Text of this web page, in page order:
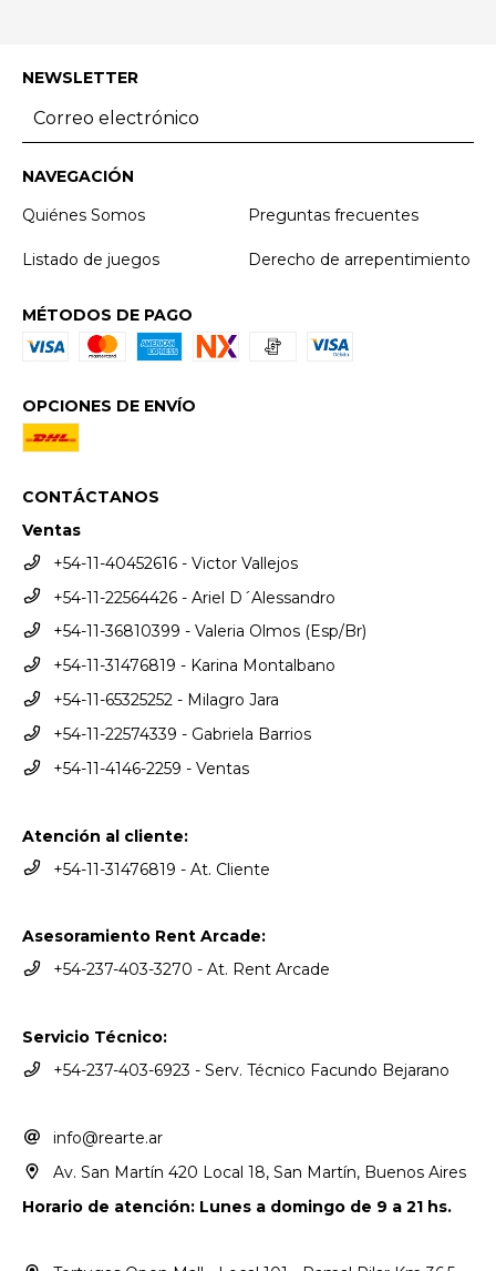
NEWSLETTER
NAVEGACIÓN
Quiénes Somos
Preguntas frecuentes
Listado de juegos Derecho de arrepentimiento
MÉTODOS DE PAGO
OPCIONES DE ENVÍO
CONTÁCTANOS
Ventas
+54-11-40452616 - Victor Vallejos
+54-11-22564426 - Ariel D´Alessandro
+54-11-36810399 - Valeria Olmos (Esp/Br)
+54-11-31476819 - Karina Montalbano
+54-11-65325252 - Milagro Jara
+54-11-22574339 - Gabriela Barrios
+54-11-4146-2259 - Ventas
Atención al cliente:
+54-11-31476819 - At. Cliente
Asesoramiento Rent Arcade:
+54-237-403-3270 - At. Rent Arcade
Servicio Técnico:
+54-237-403-6923 - Serv. Técnico Facundo Bejarano
info@rearte.ar
Av. San Martín 420 Local 18, San Martín, Buenos Aires
Horario de atención: Lunes a domingo de 9 a 21 hs.